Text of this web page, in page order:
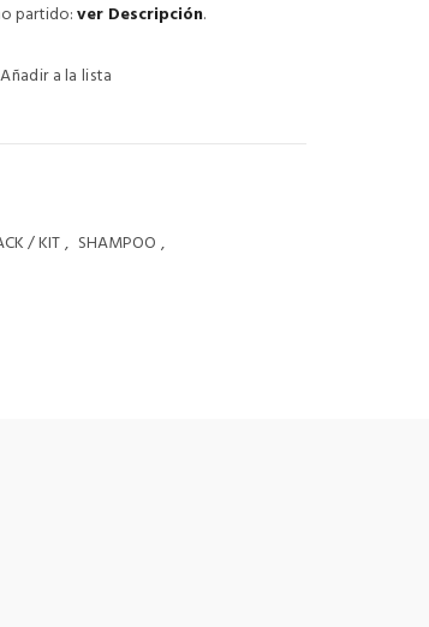
partido:ver Descripción.
CLEAN cantidad
Añadir a la lista
/ KIT, SHAMPOO ,